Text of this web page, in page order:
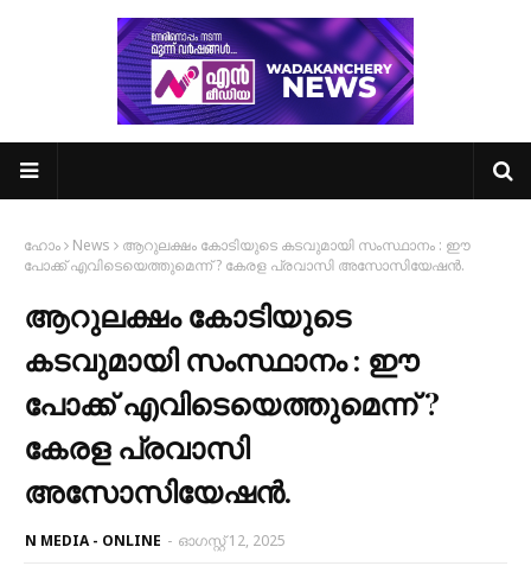
ഹോം News
ആറുലക്ഷം കോടിയുടെ കടവുമായി സംസ്ഥാനം : ഈ
പോക്ക് എവിടെയെത്തുമെന്ന് ? കേരള പ്രവാസി അസോസിയേഷൻ.
ആറുലക്ഷം കോടിയുടെ
കടവുമായി സംസ്ഥാനം : ഈ
പോക്ക് എവിടെയെത്തുമെന്ന് ?
കേരള പ്രവാസി
അസോസിയേഷൻ.
N MEDIA - ONLINE - ഓഗസ്റ്റ് 12, 2025